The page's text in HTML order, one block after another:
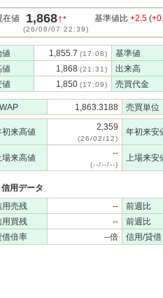
在値 1,868↑*
(26/08/07 22:39)
基準値比 +2.5 (
値 1,855.7 (17:08)
基準値
値
1,868 (21:31)
出来高
値
1,850 (17:09) 売買代金
1,863.3188 売買単位
初来高値 2,359
(26/02/12)
年初来安
場来高値 --
(--/--/--)
上場来安
信用データ
用売残
--
前週比
用買残
--
前週比
借倍率
--倍 信用/貸借